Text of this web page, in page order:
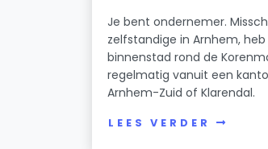
Je bent ondernemer.
zelfstandige in Arnhem,
binnenstad rond de
regelmatig vanuit een
Arnhem-Zuid of Klarendal.
LEES VERDER